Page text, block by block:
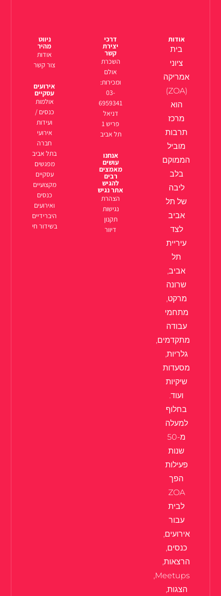
אודות
בית
ציוני
אמריקה
(ZOA)
הוא
מרכז
תרבות
מוביל
הממוקם
בלב
ליבה
של תל
אביב
לצד
עיריית
תל
אביב,
שרונה
מרקט,
מתחמי
עבודה
מתקדמים,
גלריות,
מסעדות
שיקיות
ועוד.
בחלוף
למעלה
מ-50
שנות
פעילות
הפך
ZOA
לבית
עבור
אירועים,
כנסים,
הרצאות,
Meetups,
הצגות,
דרכי
יצירת
קשר
השכרת
אולם
ומכירות:
03-
6959341
דניאל
פריש 1
תל אביב
אנחנו
עושים
מאמצים
רבים
להגיש
אתר נגיש
הצהרת
נגישות
תקנון
דיוור
ניווט
מהיר
אודות
צור קשר
אירועים
עסקיים
אולמות
כנסים /
ועידות
אירועי
חברה
בתל אביב
מפגשים
עסקיים
מקצועיים
כנסים
ואירועים
היברידיים
בשידור חי